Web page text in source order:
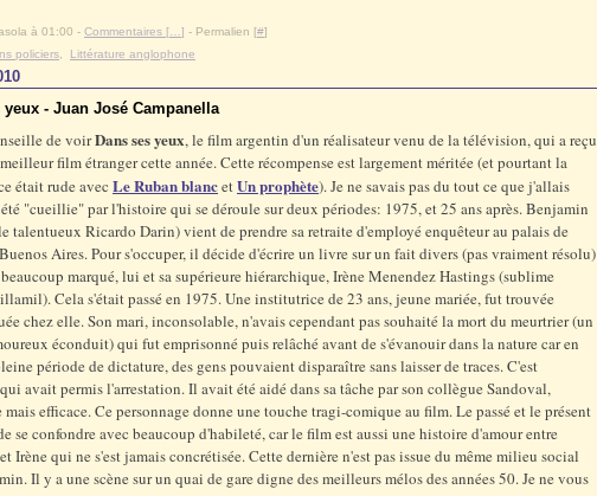
à 01:00 - Commentaires [ ] - Permalien [#]
policiers Littérature anglophone
yeux - Juan José Campanella
de voirDans ses yeux, le film argentin d'un réalisateur venu de la télévision, qui a reçu
film étranger cette année. Cette récompense est largement méritée (et pourtant la
était rude avec Le Ruban blancetUn prophète). Je ne savais pas du tout ce que j'allais
"cueillie" par l'histoire qui se déroule sur deux périodes: 1975, et 25 ans après. Benjamin
talentueux Ricardo Darin) vient de prendre sa retraite d'employé enquêteur au palais de
Aires. Pour s'occuper, il décide d'écrire un livre sur un fait divers (pas vraiment résolu)
marqué, lui et sa supérieure hiérarchique, Irène Menendez Hastings (sublime
Cela s'était passé en 1975. Une institutrice de 23 ans, jeune mariée, fut trouvée
chez elle. Son mari, inconsolable, n'avais cependant pas souhaité la mort du meurtrier (un
éconduit) qui fut emprisonné puis relâché avant de s'évanouir dans la nature car en
période de dictature, des gens pouvaient disparaître sans laisser de traces. C'est
avait permis l'arrestation. Il avait été aidé dans sa tâche par son collègue Sandoval,
efficace. Ce personnage donne une touche tragi-comique au film. Le passé et le présent
se confondre avec beaucoup d'habileté, car le film est aussi une histoire d'amour entre
Irène qui ne s'est jamais concrétisée. Cette dernière n'est pas issue du même milieu social
Il y a une scène sur un quai de gare digne des meilleurs mélos des années 50. Je ne vous